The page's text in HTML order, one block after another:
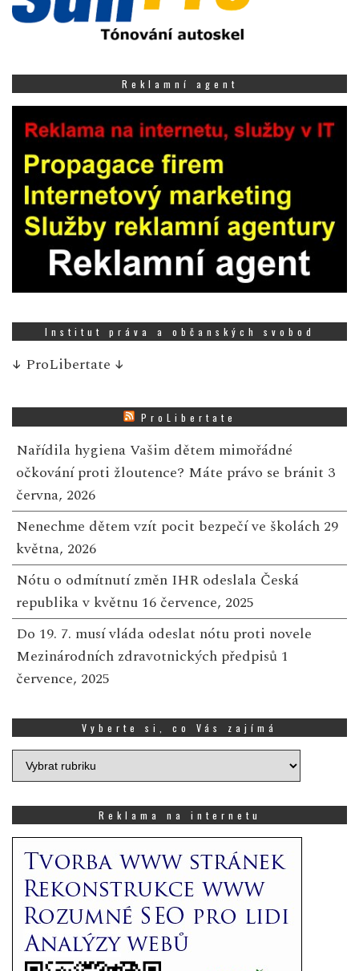
Reklamní agent
Institut práva a občanských svobod
↓ ProLibertate ↓
ProLibertate
Nařídila hygiena Vašim dětem mimořádné
očkování proti žloutence? Máte právo se bránit 3
června, 2026
Nenechme dětem vzít pocit bezpečí ve školách 29
května, 2026
Nótu o odmítnutí změn IHR odeslala Česká
republika v květnu 16 července, 2025
Do 19. 7. musí vláda odeslat nótu proti novele
Mezinárodních zdravotnických předpisů 1
července, 2025
Vyberte si, co Vás zajímá
Vyberte
si,
zajímá
Reklama na internetu